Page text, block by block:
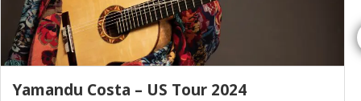
Yamandu Costa – US Tour 2024